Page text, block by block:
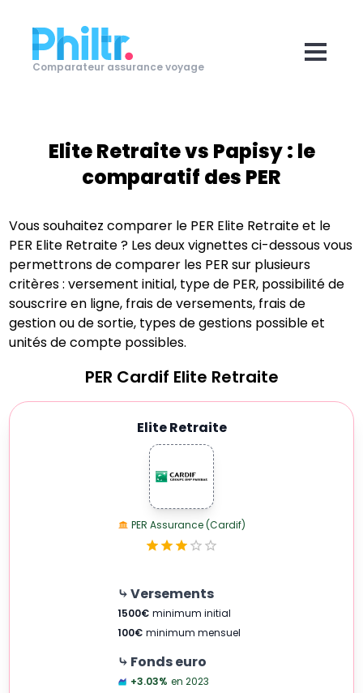
Comparateur assurance voyage
Elite Retraitevs Papisy: le
comparatif des PER
Vous souhaitez comparer le PER Elite Retraiteet le
PER Elite Retraite? Les deux vignettes ci-dessous vous
permettrons de comparer les PER sur plusieurs
critères : versement initial, type de PER, possibilité de
souscrire en ligne, frais de versements, frais de
gestion ou de sortie, types de gestions possible et
unités de compte possibles.
PER Cardif Elite Retraite
Elite Retraite
PER Assurance (Cardif)
⤷ Versements
1500€ minimum initial
100€ minimum mensuel
⤷ Fonds euro
+3.03% en 2023